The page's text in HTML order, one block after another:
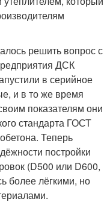
решить вопрос с
ДСК
в серийное
и в то же время
показателям они
стандарта ГОСТ
Теперь
постройки
(D500 или D600,
более лёгкими, но